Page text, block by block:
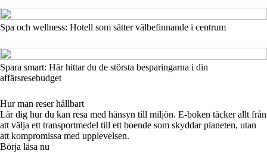
Spa och wellness: Hotell som sätter välbefinnande i centrum
Spara smart: Här hittar du de största besparingarna i din
affärsresebudget
Hur man reser hållbart
Lär dig hur du kan resa med hänsyn till miljön. E-boken täcker allt från
att välja ett transportmedel till ett boende som skyddar planeten, utan
att kompromissa med upplevelsen.
Börja läsa nu